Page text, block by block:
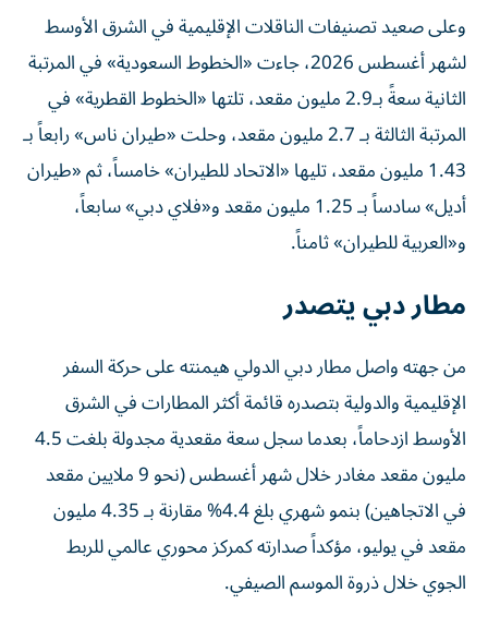
وعلى صعيد تصنيفات الناقلات الإقليمية في الشرق الأوسط
لشهر أغسطس 2026، جاءت «الخطوط السعودية» في المرتبة
الثانية سعةً بـ2.9 مليون مقعد، تلتها «الخطوط القطرية» في
المرتبة الثالثة بـ 2.7 مليون مقعد، وحلت «طيران ناس» رابعاً بـ
1.43 مليون مقعد، تليها «الاتحاد للطيران» خامساً، ثم «طيران
أديل» سادساً بـ 1.25 مليون مقعد و«فلاي دبي» سابعاً،
و«العربية للطيران» ثامناً.
مطار دبي يتصدر
من جهته واصل مطار دبي الدولي هيمنته على حركة السفر
الإقليمية والدولية بتصدره قائمة أكثر المطارات في الشرق
الأوسط ازدحاماً، بعدما سجل سعة مقعدية مجدولة بلغت 4.5
مليون مقعد مغادر خلال شهر أغسطس (نحو 9 ملايين مقعد
في الاتجاهين) بنمو شهري بلغ 4.4% مقارنة بـ 4.35 مليون
مقعد في يوليو، مؤكداً صدارته كمركز محوري عالمي للربط
الجوي خلال ذروة الموسم الصيفي.